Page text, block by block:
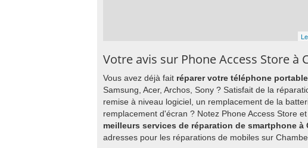
Votre avis sur Phone Access Store à
Vous avez déjà fait réparer votre téléphone
Samsung, Acer, Archos, Sony ? Satisfait de la
remise à niveau logiciel, un remplacement de la
remplacement d'écran ? Notez Phone Access Store
meilleurs services de réparation de smartphone à
adresses pour les réparations de mobiles sur